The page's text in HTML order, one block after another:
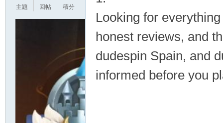
主題
回帖
積分
Looking for
honest reviews, and
dudespin Spain, and
informed before you